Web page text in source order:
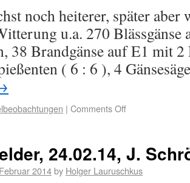
noch heiterer, später aber
u.a. 270 Blässgänse
38 Brandgänse auf E1 mit 2
( 6 : 6 ), 4
| Comments Off
24.02.14, J.
2014by Holger Lauruschkus